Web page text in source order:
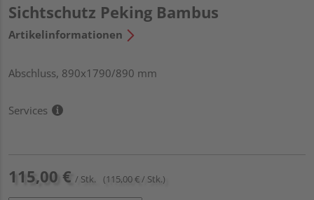
Sichtschutz Peking Bambus
Artikelinformationen
Abschluss, 890x1790/890 mm
Services
115,00 € / Stk. (115,00 € / Stk.)